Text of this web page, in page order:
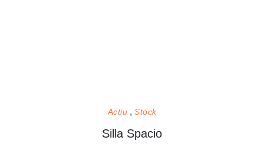
Actiu Stock
Silla Spacio